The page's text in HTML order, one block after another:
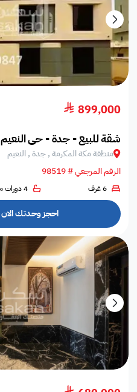
899,000
شقة للبيع - جدة - حي النعيم
منطقة مكة المكرمة , جدة , النعيم
الرقم المرجعي # 98519
6 غرف 4 دورات مياه
احجز وحدتك الان